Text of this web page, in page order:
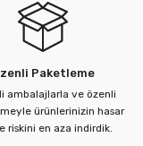
Paketleme
ambalajlarla ve özenli
ürünlerinizin hasar
riskini en aza indirdik.